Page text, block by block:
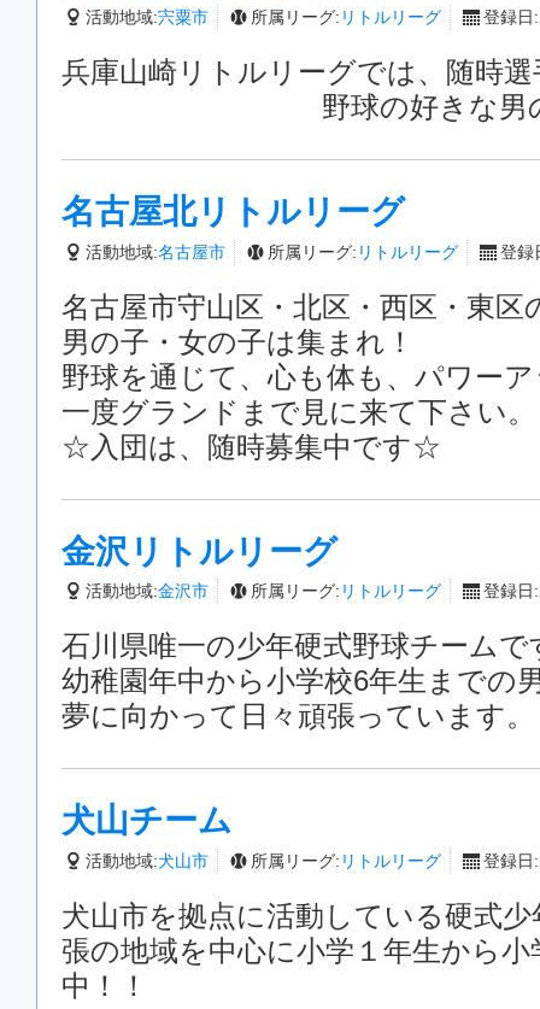
活動地域:宍粟市 所属リーグ: リトルリーグ 登録日
兵庫山崎リトルリーグでは、随時
野球の好きな男の子、
名古屋北リトルリーグ
活動地域:名古屋市 所属リーグ: リトルリーグ 登録
名古屋市守山区・北区・西区・東
男の子・女の子は集まれ！
野球を通じて、心も体も、パワー
一度グランドまで見に来て下さい。
☆入団は、随時募集中です☆
金沢リトルリーグ
活動地域:金沢市 所属リーグ: リトルリーグ 登録日
石川県唯一の少年硬式野球チームで
幼稚園年中から小学校6年生までの
夢に向かって日々頑張っています。
犬山チーム
活動地域:犬山市 所属リーグ: リトルリーグ 登録日
犬山市を拠点に活動している硬式
張の地域を中心に小学１年生から
中！！